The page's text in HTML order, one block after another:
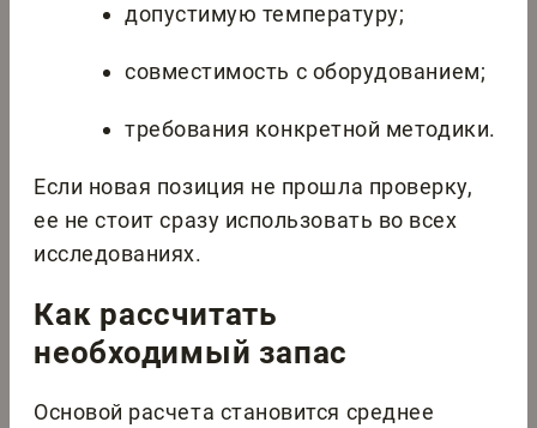
допустимую температуру;
совместимость с оборудованием;
требования конкретной методики.
Если новая позиция не прошла проверку,
ее не стоит сразу использовать во всех
исследованиях.
Как рассчитать
необходимый запас
Основой расчета становится среднее